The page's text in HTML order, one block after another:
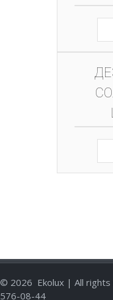
© 2026 Ekolux | All rights
576-08-44